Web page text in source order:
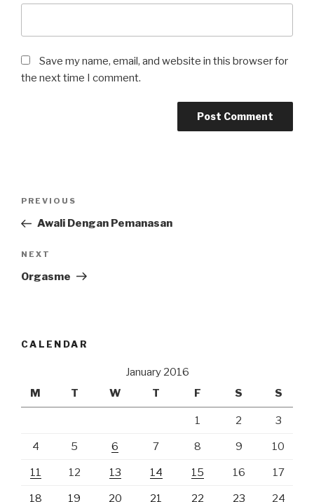
Save my name, email, and website in this browser for
the next time I comment.
Previous
Post
PREVIOUS
Awali Dengan Pemanasan
Next
Post
NEXT
Orgasme
CALENDAR
January 2016
M
T W T F S S
1 2 3
4 5 6 7 8 9 10
11 12 13 14 15 16 17
18 19 20 21 22 23 24